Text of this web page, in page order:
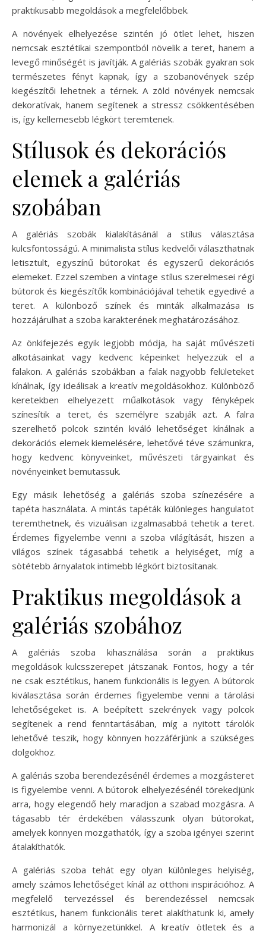
praktikusabb megoldások a megfelelőbbek.
A növények elhelyezése szintén jó ötlet lehet, hiszen
nemcsak esztétikai szempontból növelik a teret, hanem a
levegő minőségét is javítják. A galériás szobák gyakran sok
természetes fényt kapnak, így a szobanövények szép
kiegészítői lehetnek a térnek. A zöld növények nemcsak
dekoratívak, hanem segítenek a stressz csökkentésében
is, így kellemesebb légkört teremtenek.
Stílusok és dekorációs
elemek a galériás
szobában
A galériás szobák kialakításánál a stílus választása
kulcsfontosságú. A minimalista stílus kedvelői választhatnak
letisztult, egyszínű bútorokat és egyszerű dekorációs
elemeket. Ezzel szemben a vintage stílus szerelmesei régi
bútorok és kiegészítők kombinációjával tehetik egyedivé a
teret. A különböző színek és minták alkalmazása is
hozzájárulhat a szoba karakterének meghatározásához.
Az önkifejezés egyik legjobb módja, ha saját művészeti
alkotásainkat vagy kedvenc képeinket helyezzük el a
falakon. A galériás szobákban a falak nagyobb felületeket
kínálnak, így ideálisak a kreatív megoldásokhoz. Különböző
keretekben elhelyezett műalkotások vagy fényképek
színesítik a teret, és személyre szabják azt. A falra
szerelhető polcok szintén kiváló lehetőséget kínálnak a
dekorációs elemek kiemelésére, lehetővé téve számunkra,
hogy kedvenc könyveinket, művészeti tárgyainkat és
növényeinket bemutassuk.
Egy másik lehetőség a galériás szoba színezésére a
tapéta használata. A mintás tapéták különleges hangulatot
teremthetnek, és vizuálisan izgalmasabbá tehetik a teret.
Érdemes figyelembe venni a szoba világítását, hiszen a
világos színek tágasabbá tehetik a helyiséget, míg a
sötétebb árnyalatok intimebb légkört biztosítanak.
Praktikus megoldások a
galériás szobához
A galériás szoba kihasználása során a praktikus
megoldások kulcsszerepet játszanak. Fontos, hogy a tér
ne csak esztétikus, hanem funkcionális is legyen. A bútorok
kiválasztása során érdemes figyelembe venni a tárolási
lehetőségeket is. A beépített szekrények vagy polcok
segítenek a rend fenntartásában, míg a nyitott tárolók
lehetővé teszik, hogy könnyen hozzáférjünk a szükséges
dolgokhoz.
A galériás szoba berendezésénél érdemes a mozgásteret
is figyelembe venni. A bútorok elhelyezésénél törekedjünk
arra, hogy elegendő hely maradjon a szabad mozgásra. A
tágasabb tér érdekében válasszunk olyan bútorokat,
amelyek könnyen mozgathatók, így a szoba igényei szerint
átalakíthatók.
A galériás szoba tehát egy olyan különleges helyiség,
amely számos lehetőséget kínál az otthoni inspirációhoz. A
megfelelő tervezéssel és berendezéssel nemcsak
esztétikus, hanem funkcionális teret alakíthatunk ki, amely
harmonizál a környezetünkkel. A kreatív ötletek és a